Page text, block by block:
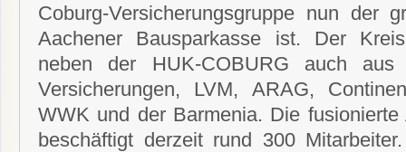
Coburg-Versicherungsgruppe nun der
Aachener Bausparkasse ist. Der
neben der HUK-COBURG auch aus
Versicherungen, LVM, ARAG,
WWK und der Barmenia. Die fusionierte
beschäftigt derzeit rund 300